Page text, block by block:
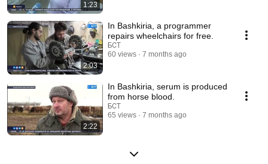
1:23
2:03
In Bashkiria, a programmer
repairs wheelchairs for free.
БСТ
60 views
7 months ago
2:22
In Bashkiria, serum is produced
from horse blood.
БСТ
65 views
7 months ago